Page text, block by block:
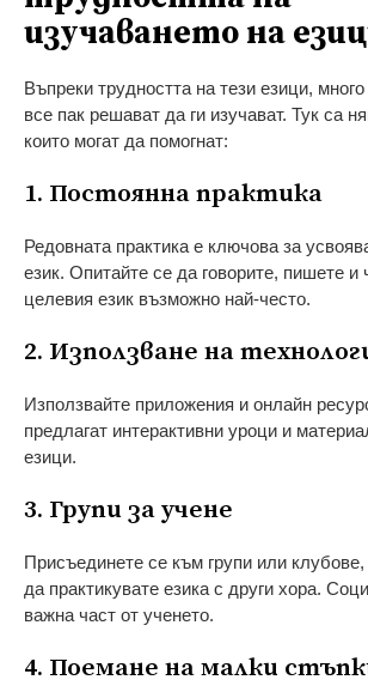
изучаването на
Въпреки трудността на тези езици,
все пак решават да ги изучават. Тук са
които могат да помогнат:
1. Постоянна практика
Редовната практика е ключова за
език. Опитайте се да говорите, пишете и
целевия език възможно най-често.
2. Използване на
Използвайте приложения и онлайн
предлагат интерактивни уроци и
езици.
3. Групи за учене
Присъединете се към групи или
да практикувате езика с други хора.
важна част от ученето.
4. Поемане на малки